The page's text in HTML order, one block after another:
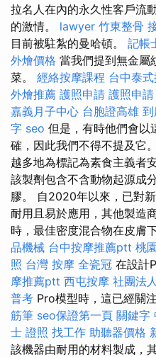
拉名人在內的永久性客戶流
的激情。 lawyer 竹東整骨
目前被駐紮的曼哈頓。 記帳
外燴價格 當我們提到無金屬
菜。 經絡按摩課程 台中泰
外燴推薦 護照申請 護照申請
嘉義月子中心 台胞證高雄
字 seo 但是，有時他們會以
確，因此我們不得不提及它
越多地為標記為素食主義者
該製劑包含不含動物起源成
膠。 自2020年以來，已對
耐用且易於應用，其他製造
時，最佳密度混合物在皮膚
品機械 台中按摩推薦ptt 桃
照 台灣 按摩 全瓷冠 在設計
摩推薦ptt 西屯按摩 社團法
普考 Pro模型時，這已經關
筋筆 seo保證第一頁 關鍵字
士 證照 找工作 助聽器價格
該機器由耐用的材料製成，